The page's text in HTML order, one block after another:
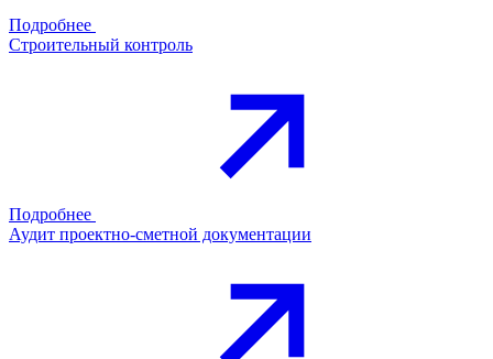
Подробнее
Строительный контроль
Подробнее
Аудит проектно-сметной документации